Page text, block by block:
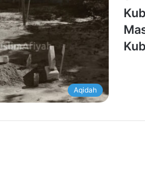
Aqidah